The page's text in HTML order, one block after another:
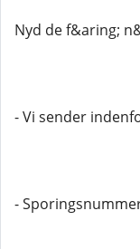
Nyd de f&aring;
- Vi sender
-